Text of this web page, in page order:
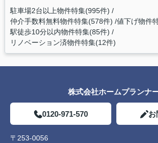
駐車場2台以上物件特集(995件)
仲介手数料無料物件特集(578件) 値下げ物件
駅徒歩10分以内物件特集(85件)
リノベーション済物件特集(12件)
株式会社ホームプランナ
0120-971-570 お
〒253-0056